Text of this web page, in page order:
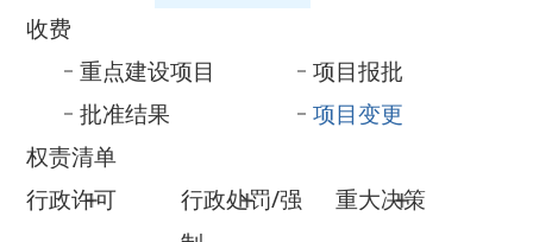
权责清单
行政许可
行政处罚/强
重大决策
重点民生领
域
公共企事业 应急管理
告知承诺清
31个重点领
政务五公开